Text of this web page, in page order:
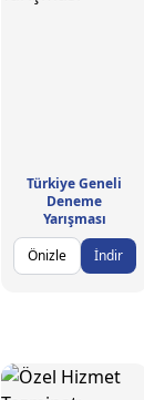
Türkiye Geneli
Deneme
Yarışması
Önizle
İndir